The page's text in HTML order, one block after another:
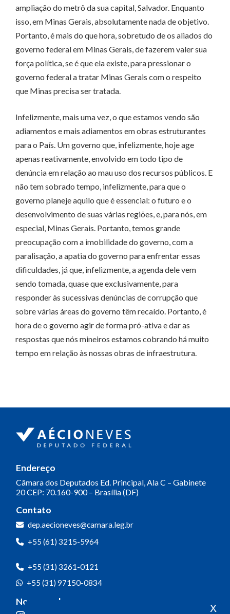
ampliação do metrô da sua capital, Salvador. Enquanto
isso, em Minas Gerais, absolutamente nada de objetivo.
Portanto, é mais do que hora, sobretudo de os aliados do
governo federal em Minas Gerais, de fazerem valer sua
força política, se é que ela existe, para pressionar o
governo federal a tratar Minas Gerais com o respeito
que Minas precisa ser tratada.
Infelizmente, mais uma vez, o que estamos vendo são
adiamentos e mais adiamentos em obras estruturantes
para o País. Um governo que, infelizmente, hoje age
apenas reativamente, envolvido em todo tipo de
denúncia em relação ao mau uso dos recursos públicos. E
não tem sobrado tempo, infelizmente, para que o
governo planeje aquilo que é essencial: o futuro e o
desenvolvimento de suas várias regiões, e, para nós, em
especial, Minas Gerais. Portanto, temos grande
preocupação com a imobilidade do governo, com a
paralisação, a apatia do governo para enfrentar essas
dificuldades, já que, infelizmente, a agenda dele vem
sendo tomada, quase que exclusivamente, para
responder às sucessivas denúncias de corrupção que
sobre várias áreas do governo têm recaído. Portanto, é
hora de o governo agir de forma pró-ativa e dar as
respostas que nós mineiros estamos cobrando há muito
tempo em relação às nossas obras de infraestrutura.
Endereço
Câmara dos Deputados Ed. Principal, Ala C – Gabinete
20CEP: 70.160-900 – Brasília (DF)
Contato
dep.aecioneves@camara.leg.br
+55 (61) 3215-5964
+55 (31) 3261-0121
+55 (31) 97150-0834
Nossas redes x